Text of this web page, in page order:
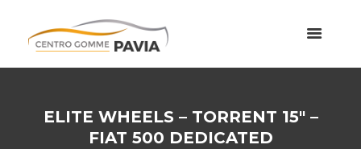
ELITE WHEELS – TORRENT 15″ –
FIAT 500 DEDICATED